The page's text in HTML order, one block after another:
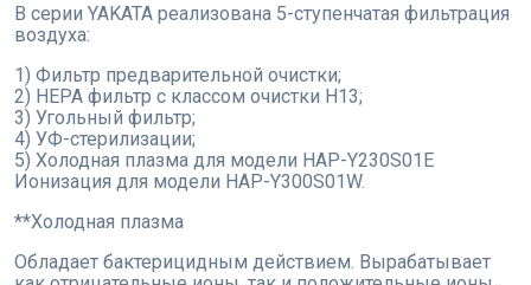
В серии YAKATA реализована 5-ступенчатая фильтрация
воздуха:
1) Фильтр предварительной очистки;
2) HEPA фильтр c классом очистки H13;
3) Угольный фильтр;
4) УФ-стерилизации;
5) Холодная плазма для модели HAP-Y230S01E
Ионизация для модели HAP-Y300S01W.
**Холодная плазма
Обладает бактерицидным действием. Вырабатывает